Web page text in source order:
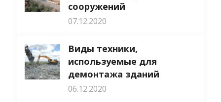
сооружений
07.12.2020
Виды техники,
используемые для
демонтажа зданий
06.12.2020